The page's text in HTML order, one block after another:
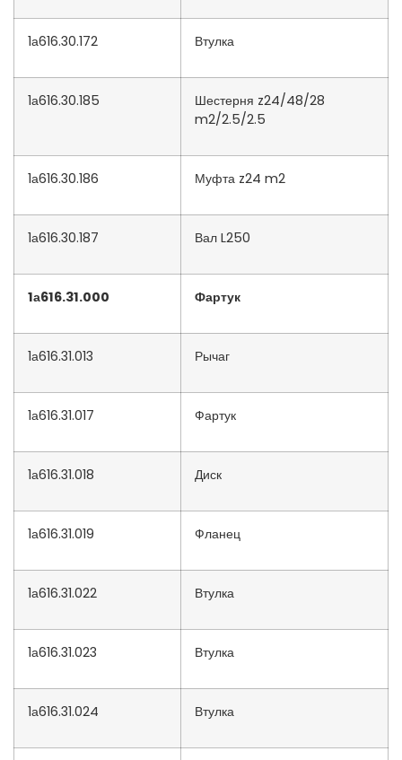
1а616.30.172 Втулка
1а616.30.185
Шестерня z24/48/28
m2/2.5/2.5
1а616.30.186 Муфта z24 m2
1а616.30.187 Вал L250
1а616.31.000 Фартук
1а616.31.013 Рычаг
1а616.31.017 Фартук
1а616.31.018 Диск
1а616.31.019 Фланец
1а616.31.022 Втулка
1а616.31.023 Втулка
1а616.31.024 Втулка